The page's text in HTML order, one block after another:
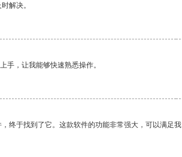
解决。
手，让我能够快速熟悉操作。
终于找到了它。这款软件的功能非常强大，可以满足